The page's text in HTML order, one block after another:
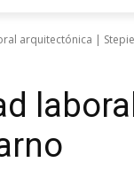
arquitectónica |